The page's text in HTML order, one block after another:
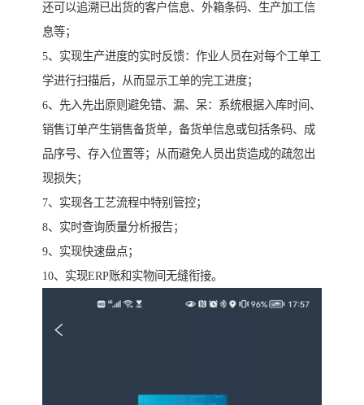
还可以追溯已出货的客户信息、外箱条码、生产加工信
息等；
5、实现生产进度的实时反馈：作业人员在对每个工单工
学进行扫描后，从而显示工单的完工进度；
6、先入先出原则避免错、漏、呆：系统根据入库时间、
销售订单产生销售备货单，备货单信息或包括条码、成
品序号、存入位置等；从而避免人员出货造成的疏忽出
现损失；
7、实现各工艺流程中特别管控；
8、实时查询质量分析报告；
9、实现快速盘点；
10、实现ERP账和实物间无缝衔接。